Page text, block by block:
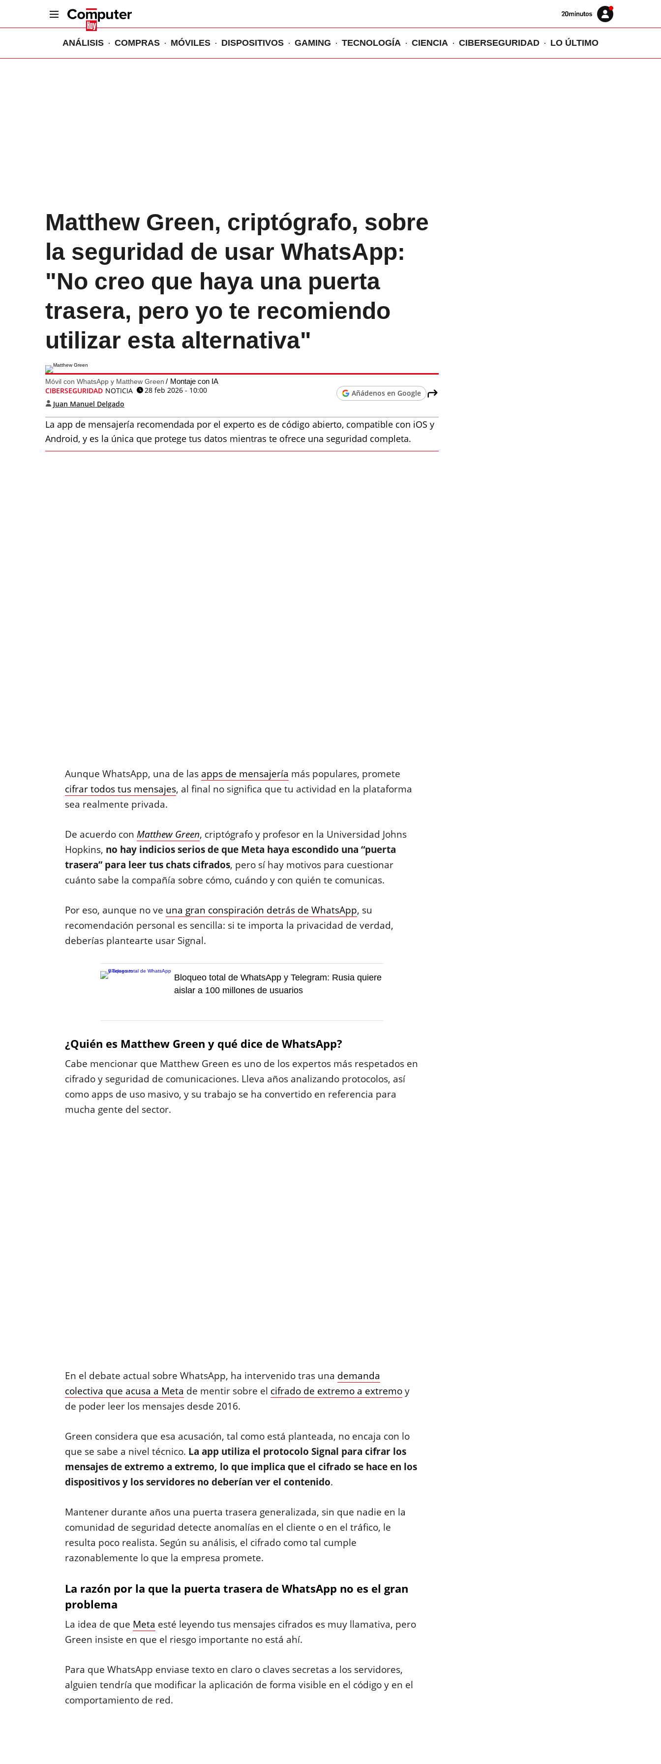
Volver
Iniciar
sesión
ANÁLISIS COMPRAS MÓVILES DISPOSITIVOS GAMING TECNOLOGÍA CIENCIA CIBERSEGURIDAD LO ÚLTIMO
Matthew Green, criptógrafo, sobre
la seguridad de usar WhatsApp:
"No creo que haya una puerta
trasera, pero yo te recomiendo
utilizar esta alternativa"
Móvil con WhatsApp y Matthew Green Montaje con IA
CIBERSEGURIDAD NOTICIA
28 feb 2026 - 10:00
Juan Manuel Delgado
Añádenos en Google
La app de mensajería recomendada por el experto es de código abierto, compatible con iOS y
Android, y es la única que protege tus datos mientras te ofrece una seguridad completa.
Aunque WhatsApp, una de las apps de mensajería más populares, promete
cifrar todos tus mensajes, al final no significa que tu actividad en la plataforma
sea realmente privada.
De acuerdo con Matthew Green, criptógrafo y profesor en la Universidad Johns
Hopkins, no hay indicios serios de que Meta haya escondido una “puerta
trasera” para leer tus chats cifrados, pero sí hay motivos para cuestionar
cuánto sabe la compañía sobre cómo, cuándo y con quién te comunicas.
Por eso, aunque no ve una gran conspiración detrás de WhatsApp, su
recomendación personal es sencilla: si te importa la privacidad de verdad,
deberías plantearte usar Signal.
Bloqueo total de WhatsApp y Telegram: Rusia quiere
aislar a 100 millones de usuarios
¿Quién es Matthew Green y qué dice de WhatsApp?
Cabe mencionar que Matthew Green es uno de los expertos más respetados en
cifrado y seguridad de comunicaciones. Lleva años analizando protocolos, así
como apps de uso masivo, y su trabajo se ha convertido en referencia para
mucha gente del sector.
En el debate actual sobre WhatsApp, ha intervenido tras una demanda
colectiva que acusa a Meta de mentir sobre el cifrado de extremo a extremoy
de poder leer los mensajes desde 2016.
Green considera que esa acusación, tal como está planteada, no encaja con lo
que se sabe a nivel técnico. La app utiliza el protocolo Signal para cifrar los
mensajes de extremo a extremo, lo que implica que el cifrado se hace en los
dispositivos y los servidores no deberían ver el contenido.
Mantener durante años una puerta trasera generalizada, sin que nadie en la
comunidad de seguridad detecte anomalías en el cliente o en el tráfico, le
resulta poco realista. Según su análisis, el cifrado como tal cumple
razonablemente lo que la empresa promete.
La razón por la que la puerta trasera de WhatsApp no es el gran
problema
La idea de que Meta esté leyendo tus mensajes cifrados es muy llamativa, pero
Green insiste en que el riesgo importante no está ahí.
Para que WhatsApp enviase texto en claro o claves secretas a los servidores,
alguien tendría que modificar la aplicación de forma visible en el código y en el
comportamiento de red.